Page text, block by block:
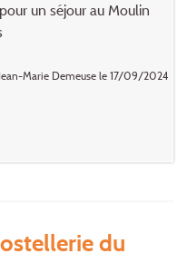
un séjour au Moulin
Marie Demeuse le 17/09/2024
du